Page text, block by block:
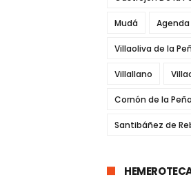
Mudá Agenda
Villaoliva de la
Villallano
Cornón de la Peña
Santibáñez de